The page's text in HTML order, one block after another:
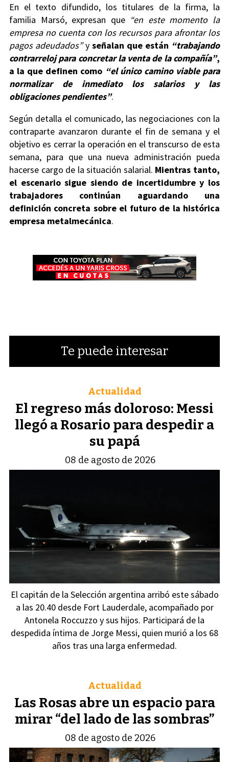
En el texto difundido, los titulares de la firma, la
familia Marsó, expresan que “en este momento la
empresa no cuenta con los recursos para afrontar los
pagos adeudados”y señalan que están “trabajando
contrarreloj para concretar la venta de la compañía”,
a la que definen como “el único camino viable para
normalizar de inmediato los salarios y las
obligaciones pendientes”.
Según detalla el comunicado, las negociaciones con la
contraparte avanzaron durante el fin de semana y el
objetivo es cerrar la operación en el transcurso de esta
semana, para que una nueva administración pueda
hacerse cargo de la situación salarial. Mientras tanto,
el escenario sigue siendo de incertidumbre y los
trabajadores continúan aguardando una
definición concreta sobre el futuro de la histórica
empresa metalmecánica.
Te puede interesar
El regreso más doloroso: Messi
llegó a Rosario para despedir a
su papá
Actualidad
08 de agosto de 2026
El capitán de la Selección argentina arribó este sábado
a las 20.40 desde Fort Lauderdale, acompañado por
Antonela Roccuzzo y sus hijos. Participará de la
despedida íntima de Jorge Messi, quien murió a los 68
años tras una larga enfermedad.
Las Rosas abre un espacio para
mirar “del lado de las sombras”
Actualidad
08 de agosto de 2026